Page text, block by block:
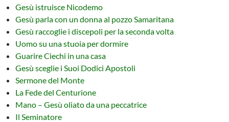
Gesù istruisce Nicodemo
Gesù parla con un donna al pozzo Samaritana
Gesù raccoglie i discepoli per la seconda volta
Uomo su una stuoia per dormire
Guarire Ciechi in una casa
Gesù sceglie i Suoi Dodici Apostoli
Sermone del Monte
La Fede del Centurione
Mano – Gesù oliato da una peccatrice
Il Seminatore